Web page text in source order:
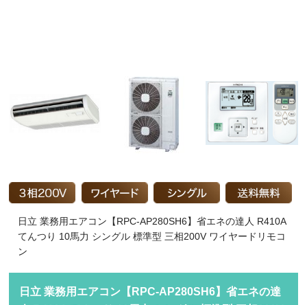
日立 業務用エアコン【RPC-AP280SH6】省エネの達人 R410A
てんつり 10馬力 シングル 標準型 三相200V ワイヤードリモコ
ン
日立 業務用エアコン【RPC-AP280SH6】省エネの達